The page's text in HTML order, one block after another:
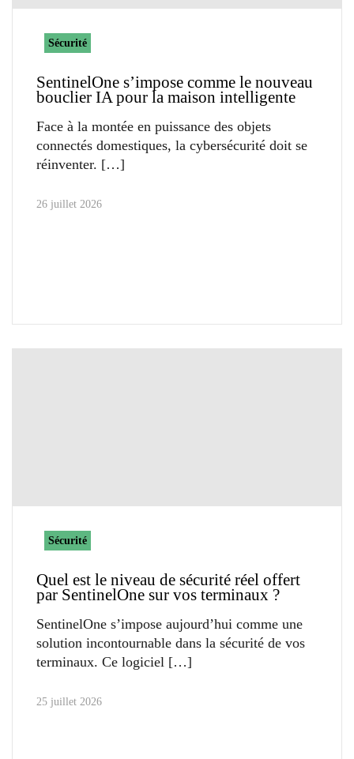
Sécurité
SentinelOne s’impose comme le nouveau
bouclier IA pour la maison intelligente
Face à la montée en puissance des objets
connectés domestiques, la cybersécurité doit se
réinventer.
26 juillet 2026
Sécurité
Quel est le niveau de sécurité réel offert
par SentinelOne sur vos terminaux ?
SentinelOne s’impose aujourd’hui comme une
solution incontournable dans la sécurité de vos
terminaux. Ce logiciel
25 juillet 2026